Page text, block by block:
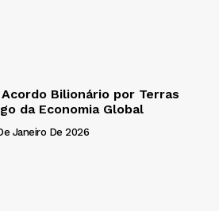
Bilionário por Terras
da Economia Global
Janeiro De 2026